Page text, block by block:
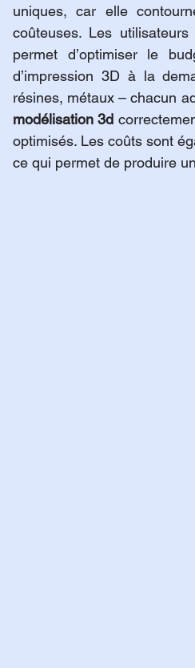
uniques, car elle
coûteuses. Les
permet d’optimiser le
d’impression 3D à la
modélisation 3d
optimisés. Les coûts sont
ce qui permet de produire